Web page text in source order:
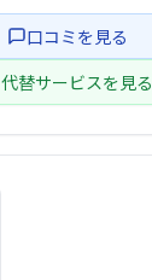
口コミを見る
代替サービスを見る